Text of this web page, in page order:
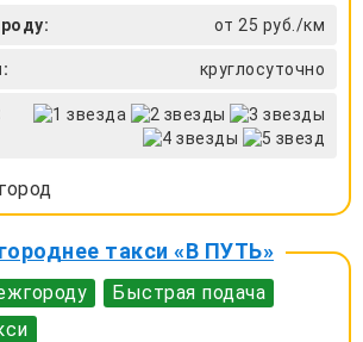
от 25 руб./км
круглосуточно
такси «В ПУТЬ»
Быстрая подача